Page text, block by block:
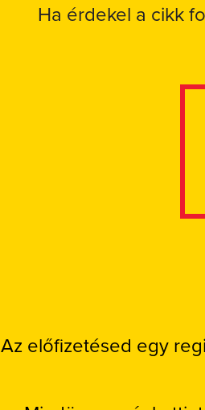
Ha érdekel a cikk
Az előfizetésed egy